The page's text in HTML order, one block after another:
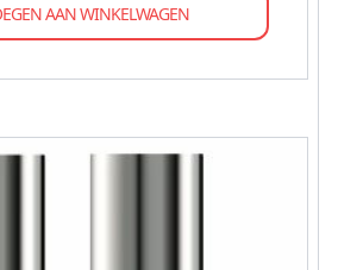
AAN WINKELWAGEN